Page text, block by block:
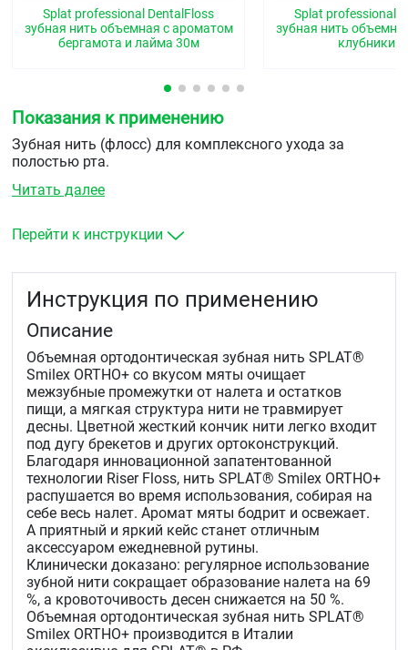
Splat professional DentalFloss
зубная нить объемная с ароматом
бергамота и лайма 30м
Splat professional
зубная нить
клубники
Показания к применению
Зубная нить (флосс) для комплексного ухода за
полостью рта.
Читать далее
Перейти к инструкции
Инструкция по применению
Описание
Объемная ортодонтическая зубная нить SPLAT®
Smilex ORTHO+ со вкусом мяты очищает
межзубные промежутки от налета и остатков
пищи, а мягкая структура нити не травмирует
десны. Цветной жесткий кончик нити легко входит
под дугу брекетов и других ортоконструкций.
Благодаря инновационной запатентованной
технологии Riser Floss, нить SPLAT® Smilex ORTHO+
распушается во время использования, собирая на
себе весь налет. Аромат мяты бодрит и освежает.
А приятный и яркий кейс станет отличным
аксессуаром ежедневной рутины.
Клинически доказано: регулярное использование
зубной нити сокращает образование налета на 69
%, а кровоточивость десен снижается на 50 %.
Объемная ортодонтическая зубная нить SPLAT®
Smilex ORTHO+ производится в Италии